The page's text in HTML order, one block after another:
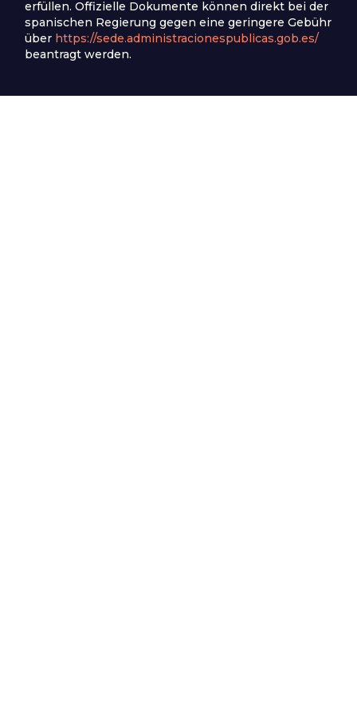
erfüllen. Offizielle Dokumente können direkt bei der
spanischen Regierung gegen eine geringere Gebühr
über https://sede.administracionespublicas.gob.es/
beantragt werden.